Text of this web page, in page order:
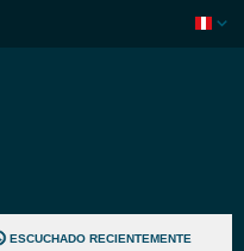
ESCUCHADO RECIENTEMENTE